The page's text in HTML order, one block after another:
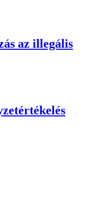
az illegális